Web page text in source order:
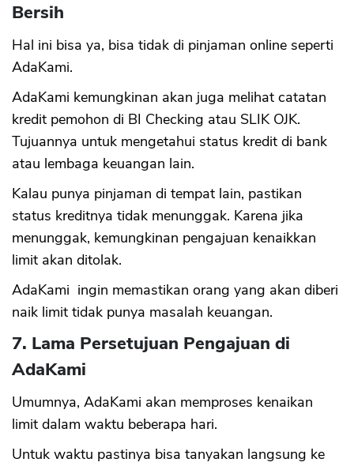
Bersih
Hal ini bisa ya, bisa tidak di pinjaman online seperti
AdaKami.
AdaKami kemungkinan akan juga melihat catatan
kredit pemohon di BI Checking atau SLIK OJK.
Tujuannya untuk mengetahui status kredit di bank
atau lembaga keuangan lain.
Kalau punya pinjaman di tempat lain, pastikan
status kreditnya tidak menunggak. Karena jika
menunggak, kemungkinan pengajuan kenaikkan
limit akan ditolak.
AdaKami ingin memastikan orang yang akan diberi
naik limit tidak punya masalah keuangan.
7. Lama Persetujuan Pengajuan di
AdaKami
Umumnya, AdaKami akan memproses kenaikan
limit dalam waktu beberapa hari.
Untuk waktu pastinya bisa tanyakan langsung ke